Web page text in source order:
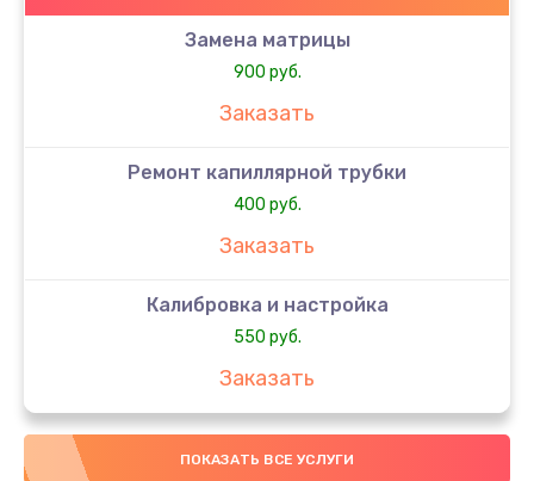
Замена матрицы
900 руб.
Заказать
Ремонт капиллярной трубки
400 руб.
Заказать
Калибровка и настройка
550 руб.
Заказать
Ремонт датчика синхроимпульсов
1350 руб.
ПОКАЗАТЬ ВСЕ УСЛУГИ